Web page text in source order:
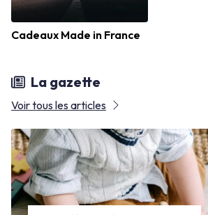
Cadeaux Made in France
La gazette
Voir tous les articles